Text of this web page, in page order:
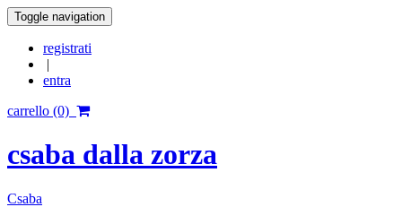
Toggle navigation
registrati
|
entra
carrello (0)
csaba dalla zorza
Csaba